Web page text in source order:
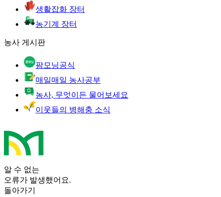
생활잡화 장터
농기계 장터
농사 게시판
팜모닝공식
매일매일 농사공부
농사, 무엇이든 물어보세요
이웃들의 병해충 소식
알 수 없는
오류가 발생했어요.
돌아가기